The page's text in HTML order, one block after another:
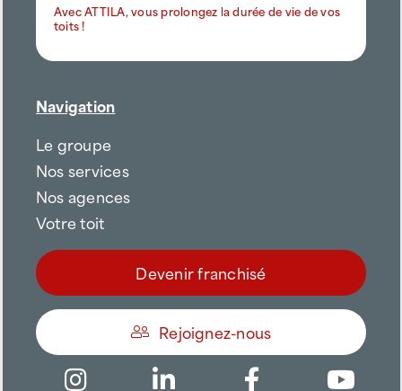
Avec ATTILA, vous prolongez la durée de vie de vos
toits !
Navigation
Le groupe
Nos services
Nos agences
Votre toit
Devenir franchisé
Rejoignez-nous